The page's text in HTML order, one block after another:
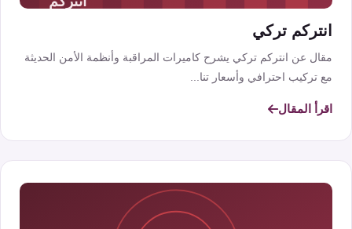
انتركم تركي
مقال عن انتركم تركي يشرح كاميرات المراقبة وأنظمة الأمن الحديثة
مع تركيب احترافي وأسعار تنا...
اقرأ المقال